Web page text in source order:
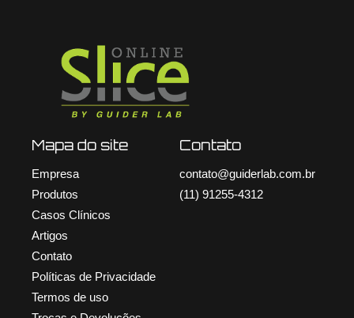
Mapa do site
Empresa
Produtos
Casos Clínicos
Artigos
Contato
Políticas de Privacidade
Termos de uso
Contato
contato@guiderlab.com.br
(11) 91255-4312